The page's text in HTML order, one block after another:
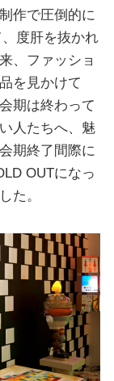
作で圧倒的に
度肝を抜かれ
、ファッショ
を見かけて
期は終わって
人たちへ、魅
期終了間際に
OUTになっ
た。